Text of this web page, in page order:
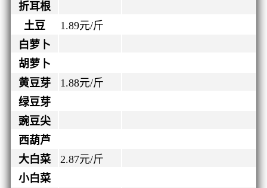
折耳根
土豆
1.89元/斤
白萝卜
胡萝卜
黄豆芽
1.88元/斤
绿豆芽
豌豆尖
西葫芦
大白菜
2.87元/斤
小白菜